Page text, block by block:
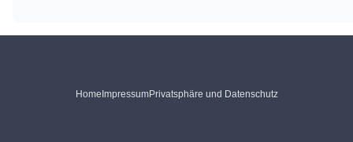
Home ImpressumPrivatsphäre und Datenschutz